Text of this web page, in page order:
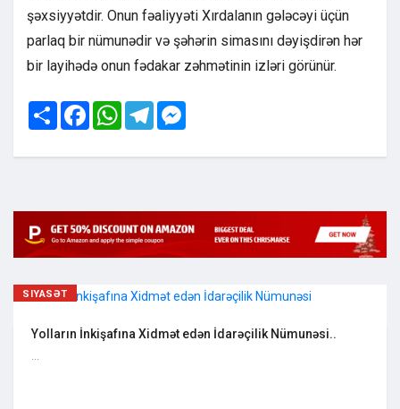
şəxsiyyətdir. Onun fəaliyyəti Xırdalanın gələcəyi üçün
parlaq bir nümunədir və şəhərin simasını dəyişdirən hər
bir layihədə onun fədakar zəhmətinin izləri görünür.
Share FacebookWhatsAppTelegram
SIYASƏT
Yolların İnkişafına Xidmət edən İdarəçilik Nümunəsi..
...